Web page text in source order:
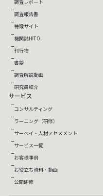
調査レポート
調査報告書
特設サイト
機関誌HITO
刊行物
書籍
調査解説動画
研究員紹介
サービス
コンサルティング
ラーニング（研修）
サーベイ・人材アセスメント
サービス一覧
お客様事例
お役立ち資料・動画
公開研修